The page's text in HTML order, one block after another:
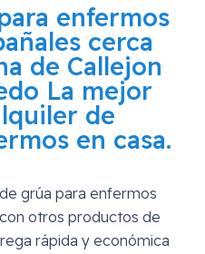
enfermos
cerca
de Callejon
La mejor
de
en casa.
grúa para enfermos
otros productos de
rápida y económica